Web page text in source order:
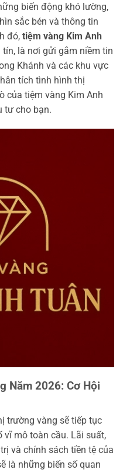
biến động khó lường,
sắc bén và thông tin
đó, tiệm vàng Kim Anh
là nơi gửi gắm niềm tin
Khánh và các khu vực
tích tình hình thị
của tiệm vàng Kim Anh
tư cho bạn.
Năm 2026: Cơ Hội
trường vàng sẽ tiếp tục
vĩ mô toàn cầu. Lãi suất,
và chính sách tiền tệ của
là những biến số quan